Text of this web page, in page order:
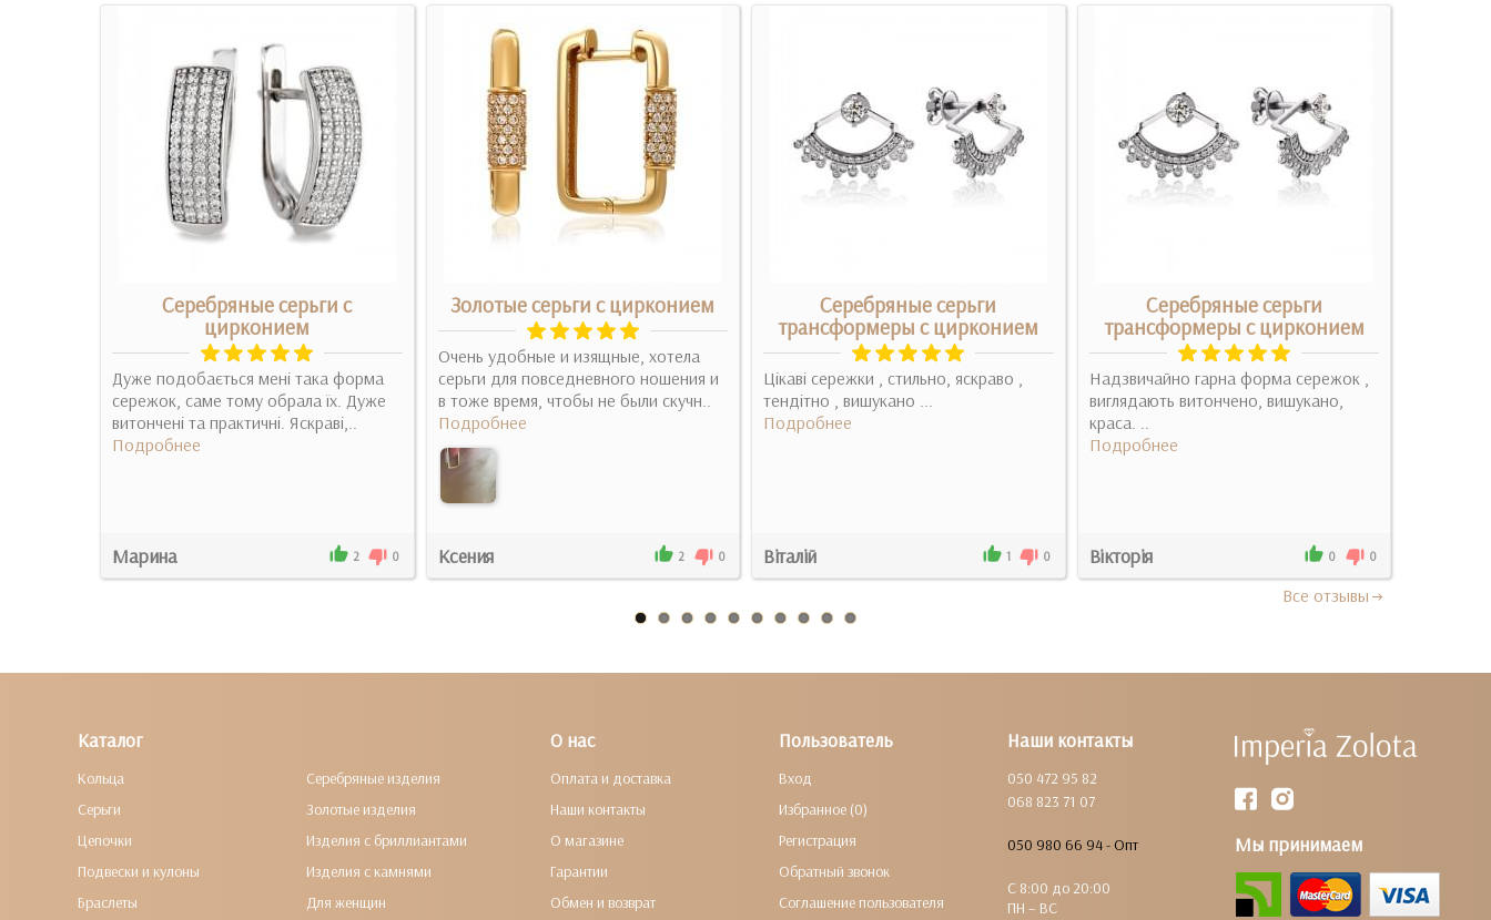
Серебряные серьги с
цирконием
Дуже подобається мені така форма
сережок, саме тому обрала їх. Дуже
витончені та практичні. Яскраві,..
Подробнее
Марина 2 0
Золотые серьги с цирконием
Очень удобные и изящные, хотела
серьги для повседневного ношения и
в тоже время, чтобы не были скучн..
Подробнее
Ксения 2 0
Серебряные серьги
трансформеры с цирконием
Цікаві сережки , стильно, яскраво ,
тендітно , вишукано ...
Подробнее
Віталій 1 0
Серебряные серьги
трансформеры с цирконием
Надзвичайно гарна форма сережок ,
виглядають витончено, вишукано,
краса. ..
Подробнее
Вікторія 0 0
Все отзывы
Наши контакты
050 472 95 82
068 823 71 07
050 980 66 94 - Опт
С 8:00 до 20:00
ПН – ВС
Мы принимаем
Каталог
Кольца
Серьги
Цепочки
Подвески и кулоны
Браслеты
Серебряные изделия
Золотые изделия
Изделия с бриллиантами
Изделия с камнями
Для женщин
О нас
Оплата и доставка
Наши контакты
О магазине
Гарантии
Обмен и возврат
Пользователь
Вход
Избранное (0)
Регистрация
Обратный звонок
Соглашение пользователя